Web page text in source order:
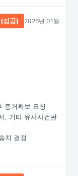
성공) 2026년 01월
증거확보 요청
, 기타 유사사건판
치 결정